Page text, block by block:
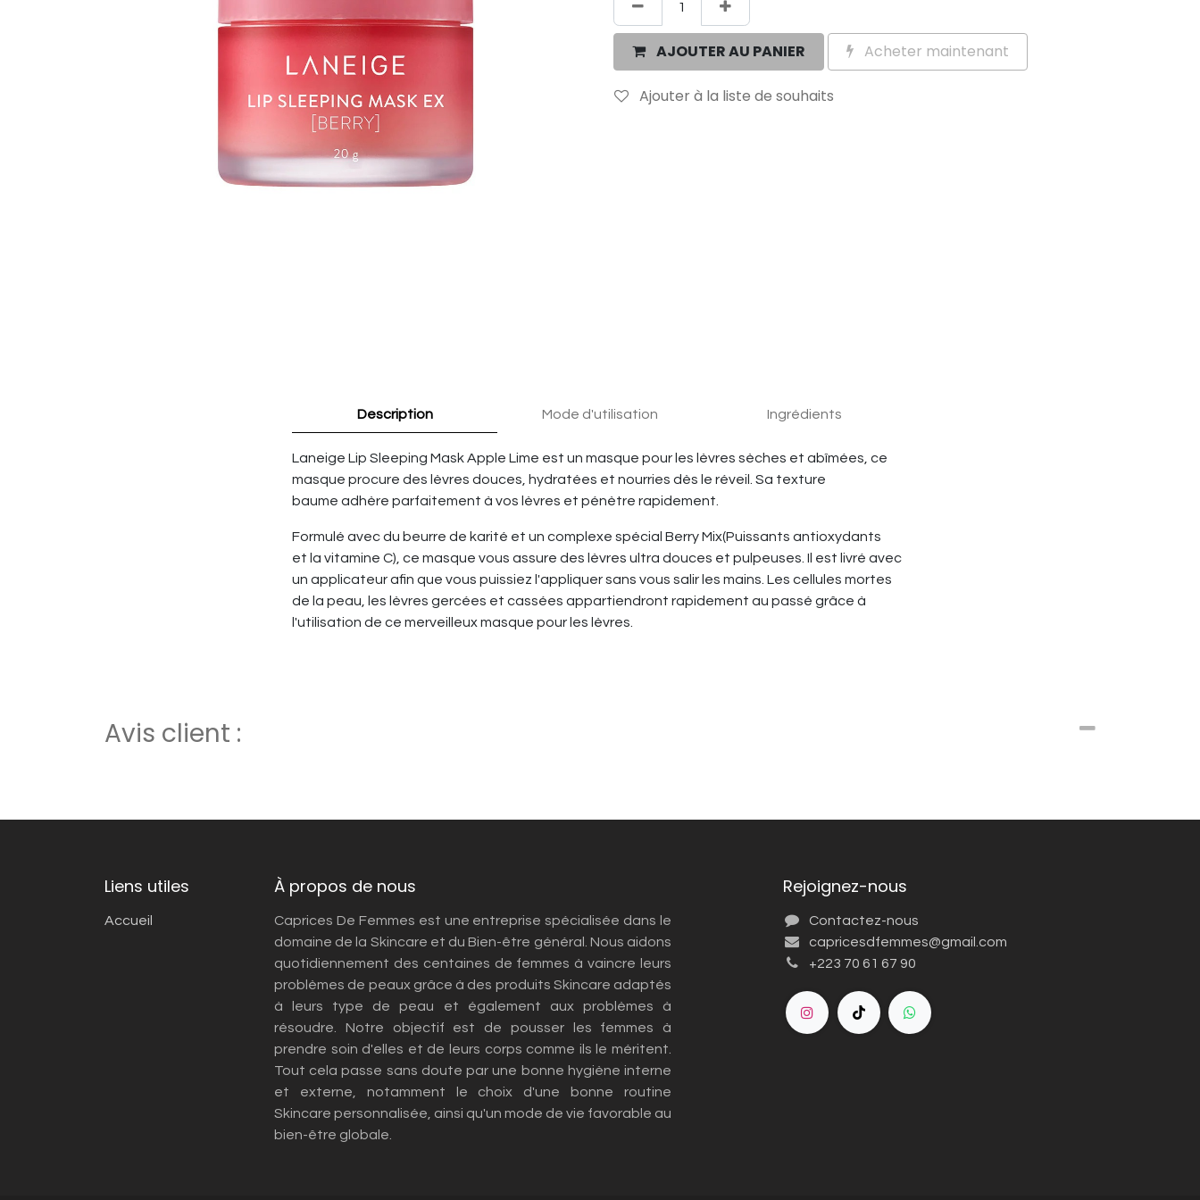
AJOUTER AU PANIER Acheter maintenant
Ajouter à la liste de souhaits
Description Mode d'utilisation Ingrédients
Laneige Lip Sleeping Mask Apple Lime est un masque pour les lèvres sèches et abîmées, ce
masque procure des lèvres douces, hydratées et nourries dès le réveil. Sa texture
baume adhère parfaitement à vos lèvres et pénètre rapidement.
Formulé avec du beurre de karité et un complexe spécial Berry Mix(Puissants antioxydants
et la vitamine C), ce masque vous assure des lèvres ultra douces et pulpeuses. Il est livré avec
un applicateur afin que vous puissiez l'appliquer sans vous salir les mains. Les cellules mortes
de la peau, les lèvres gercées et cassées appartiendront rapidement au passé grâce à
l'utilisation de ce merveilleux masque pour les lèvres.
Avis client :
Liens utiles
Accueil
À propos de nous
Caprices De Femmes est une entreprise spécialisée dans le
domaine de la Skincare et du Bien-être général. Nous aidons
quotidiennement des centaines de femmes à vaincre leurs
problèmes de peaux grâce à des produits Skincare adaptés
à leurs type de peau et également aux problèmes à
résoudre. Notre objectif est de pousser les femmes à
prendre soin d'elles et de leurs corps comme ils le méritent.
Tout cela passe sans doute par une bonne hygiène interne
et externe, notamment le choix d'une bonne routine
Skincare personnalisée, ainsi qu'un mode de vie favorable au
bien-être globale.
Rejoignez-nous
Contactez-nous
capricesdfemmes@gmail.com
+223 70 61 67 90